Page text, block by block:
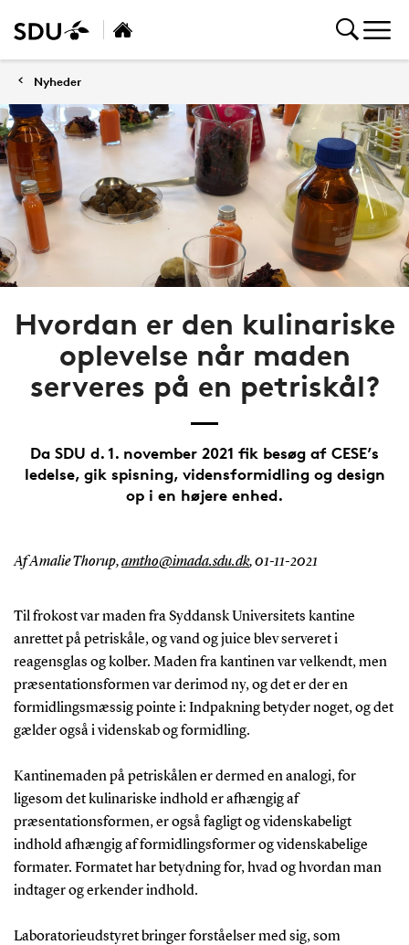
Nyheder
Hvordan er den kulinariske
oplevelse når maden
serveres på en petriskål?
Da SDU d. 1. november 2021 fik besøg af CESE’s
ledelse, gik spisning, vidensformidling og design
op i en højere enhed.
Af Amalie Thorup,amtho@imada.sdu.dk,01-11-2021
Til frokost var maden fra Syddansk Universitets kantine
anrettet på petriskåle, og vand og juice blev serveret i
reagensglas og kolber. Maden fra kantinen var velkendt, men
præsentationsformen var derimod ny, og det er der en
formidlingsmæssig pointe i: Indpakning betyder noget, og det
gælder også i videnskab og formidling.
Kantinemaden på petriskålen er dermed en analogi, for
ligesom det kulinariske indhold er afhængig af
præsentationsformen, er også fagligt og videnskabeligt
indhold afhængig af formidlingsformer og videnskabelige
formater. Formatet har betydning for, hvad og hvordan man
indtager og erkender indhold.
Laboratorieudstyret bringer forståelser med sig, som